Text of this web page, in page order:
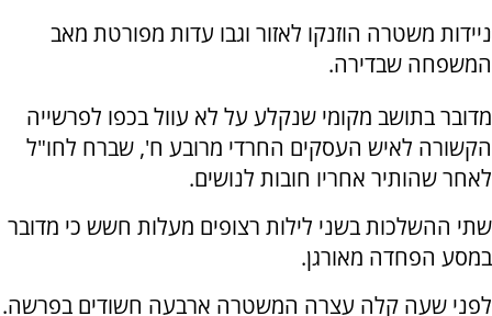
ניידות משטרה הוזנקו לאזור וגבו עדות מפורטת מאב
המשפחה שבדירה.
מדובר בתושב מקומי שנקלע על לא עוול בכפו לפרשייה
הקשורה לאיש העסקים החרדי מרובע ח', שברח לחו"ל
לאחר שהותיר אחריו חובות לנושים.
שתי ההשלכות בשני לילות רצופים מעלות חשש כי מדובר
במסע הפחדה מאורגן.
לפני שעה קלה עצרה המשטרה ארבעה חשודים בפרשה.